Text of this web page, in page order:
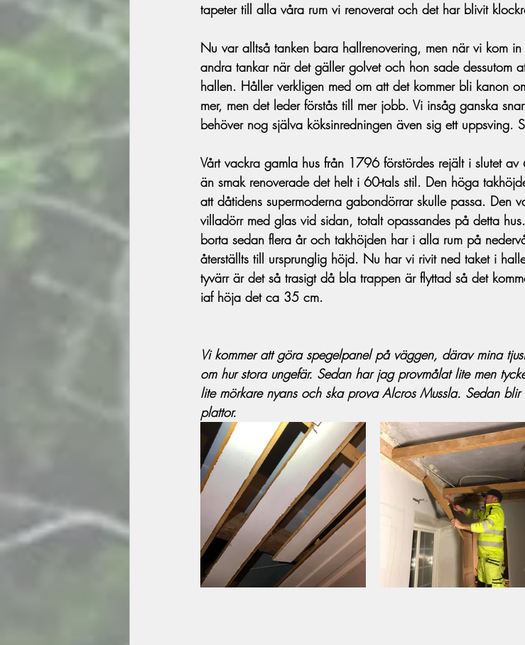
tapeter till alla våra rum vi renoverat och det har blivit
Nu var alltså tanken bara hallrenovering, men när vi kom
andra tankar när det gäller golvet och hon sade dessutom
hallen. Håller verkligen med om att det kommer bli kanon
mer, men det leder förstås till mer jobb. Vi insåg ganska
behöver nog själva köksinredningen även sig ett uppsving.
Vårt vackra gamla hus från 1796 förstördes rejält i slutet
än smak renoverade det helt i 60-tals stil. Den höga
att dåtidens supermoderna gabondörrar skulle passa. Den
villadörr med glas vid sidan, totalt opassandes på detta
borta sedan flera år och takhöjden har i alla rum på
återställts till ursprunglig höjd. Nu har vi rivit ned taket i
tyvärr är det så trasigt då bla trappen är flyttad så det
iaf höja det ca 35 cm.
Vi kommer att göra spegelpanel på väggen, därav mina
om hur stora ungefär. Sedan har jag provmålat lite men
lite mörkare nyans och ska prova Alcros Mussla. Sedan
plattor.